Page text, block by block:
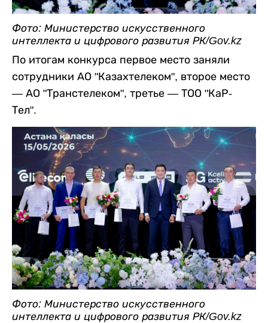
Фото: Министерство искусственного
интеллекта и цифрового развития РК/Gov.kz
По итогам конкурса первое место заняли
сотрудники АО "Казахтелеком", второе место
— АО "Транстелеком", третье — ТОО "КаР-
Тел".
Фото: Министерство искусственного
интеллекта и цифрового развития РК/Gov.kz